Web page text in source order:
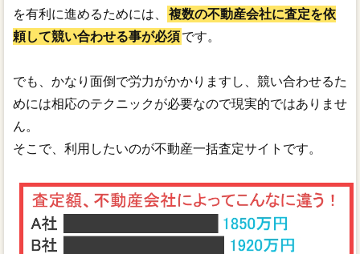
を有利に進めるためには、
複数の不動産会社に査定を依
頼して競い合わせる事が必須です。
でも、かなり面倒で労力がかかりますし、競い合わせるた
めには相応のテクニックが必要なので現実的ではありませ
ん。
そこで、利用したいのが不動産一括査定サイトです。